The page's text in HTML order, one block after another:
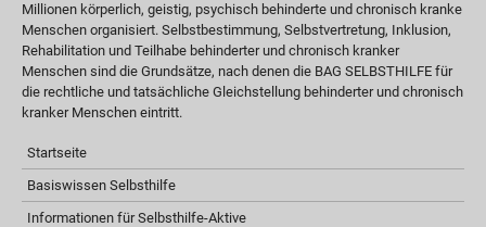
Millionen körperlich, geistig, psychisch behinderte und chronisch kranke
Menschen organisiert. Selbstbestimmung, Selbstvertretung, Inklusion,
Rehabilitation und Teilhabe behinderter und chronisch kranker
Menschen sind die Grundsätze, nach denen die BAG SELBSTHILFE für
die rechtliche und tatsächliche Gleichstellung behinderter und chronisch
kranker Menschen eintritt.
Startseite
Basiswissen Selbsthilfe
Informationen für Selbsthilfe-Aktive